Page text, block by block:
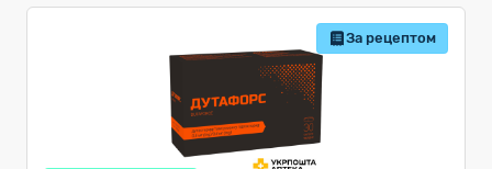
За рецептом